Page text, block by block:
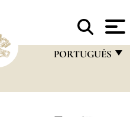
PORTUGUÊS